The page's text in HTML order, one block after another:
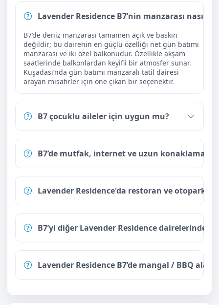
Lavender Residence B7’nin manzarası nasıl?
B7’de deniz manzarası tamamen açık ve baskın
değildir; bu dairenin en güçlü özelliği net gün batımı
manzarası ve iki özel balkonudur. Özellikle akşam
saatlerinde balkonlardan keyifli bir atmosfer sunar.
Kuşadası’nda gün batımı manzaralı tatil dairesi
arayan misafirler için öne çıkan bir seçenektir.
B7 çocuklu aileler için uygun mu?
B7’de mutfak, internet ve uzun konaklamaya
Lavender Residence'da restoran ve otopark
B7’yi diğer Lavender Residence dairelerinden
Lavender Residence B7’de mangal / BBQ